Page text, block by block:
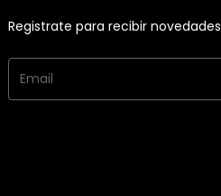
Registrate para recibir novedades